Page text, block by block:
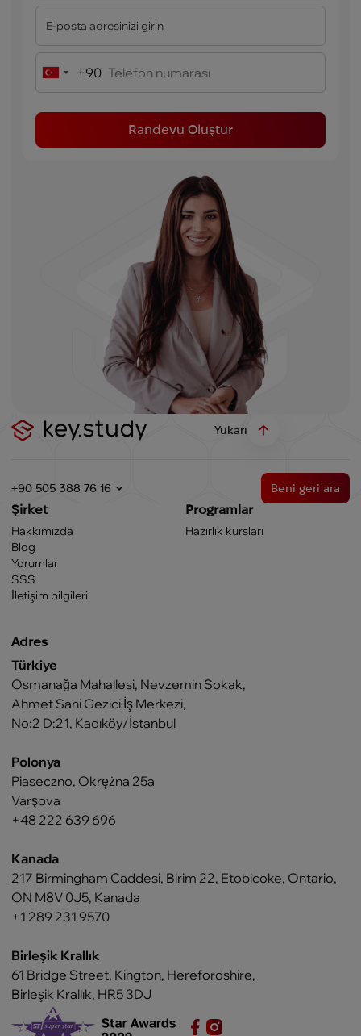
Turkey+90
Randevu Oluştur
Yukarı
+90 505 388 76 16 Beni geri ara
Şirket
Hakkımızda
Blog
Yorumlar
SSS
İletişim bilgileri
Programlar
Hazırlık kursları
Adres
Türkiye
Osmanağa Mahallesi, Nevzemin Sokak,
Ahmet Sani Gezici İş Merkezi,
No:2 D:21, Kadıköy/İstanbul
Polonya
Piaseczno, Okrężna 25a
Varşova
+48 222 639 696
Kanada
217 Birmingham Caddesi, Birim 22, Etobicoke, Ontario,
ON M8V 0J5, Kanada
+1 289 231 9570
Birleşik Krallık
61 Bridge Street, Kington, Herefordshire,
Birleşik Krallık, HR5 3DJ